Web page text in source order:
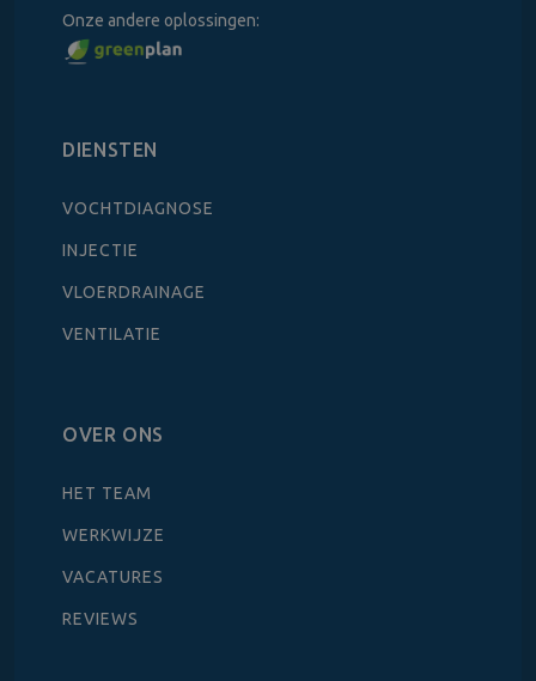
Onze andere oplossingen:
DIENSTEN
VOCHTDIAGNOSE
INJECTIE
VLOERDRAINAGE
VENTILATIE
OVER ONS
HET TEAM
WERKWIJZE
VACATURES
REVIEWS